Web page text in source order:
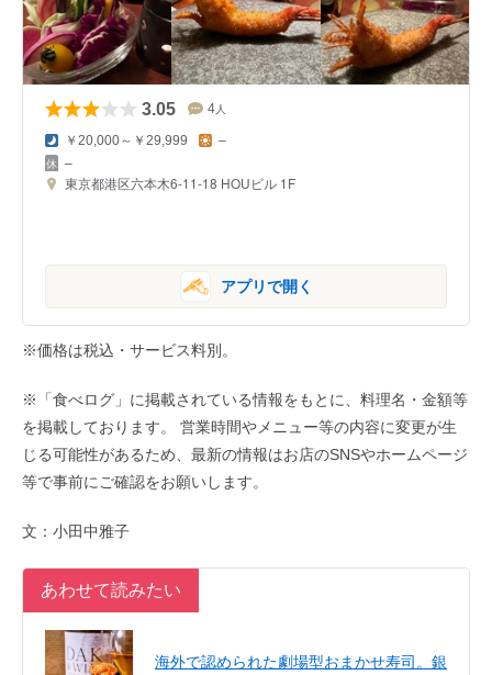
3.05 4 人
￥20,000～￥29,999 –
–
東京都港区六本木6-11-18 HOUビル 1F
アプリで開く
※価格は税込・サービス料別。
※「食べログ」に掲載されている情報をもとに、料理名・金額等
を掲載しております。 営業時間やメニュー等の内容に変更が生
じる可能性があるため、最新の情報はお店のSNSやホームページ
等で事前にご確認をお願いします。
文：小田中雅子
あわせて読みたい
海外で認められた劇場型おまかせ寿司。銀